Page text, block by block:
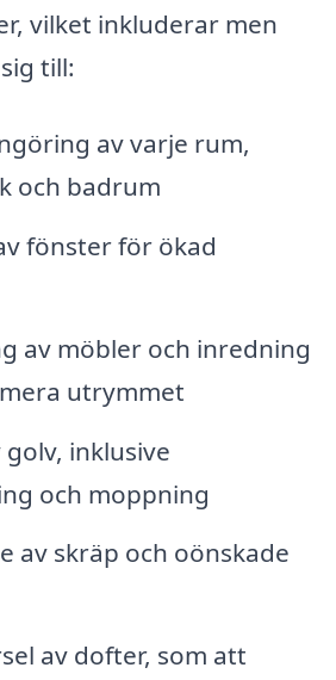
vilket inkluderar men
till:
av varje rum,
och badrum
fönster för ökad
av möbler och inredning
utrymmet
inklusive
och moppning
av skräp och oönskade
av dofter, som att